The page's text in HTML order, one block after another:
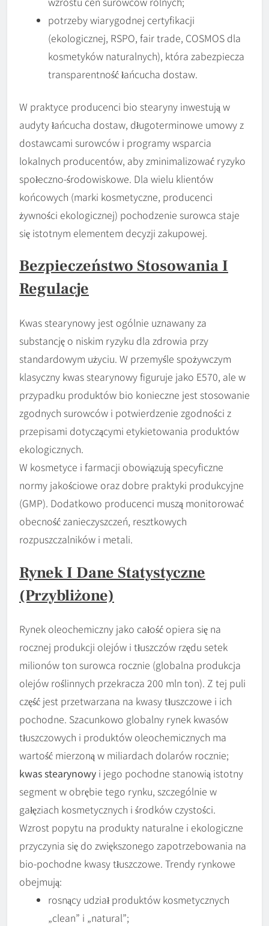
potrzeby wiarygodnej certyfikacji
(ekologicznej, RSPO, fair trade, COSMOS dla
kosmetyków naturalnych), która zabezpiecza
transparentność łańcucha dostaw.
W praktyce producenci bio stearyny inwestują w
audyty łańcucha dostaw, długoterminowe umowy z
dostawcami surowców i programy wsparcia
lokalnych producentów, aby zminimalizować ryzyko
społeczno-środowiskowe. Dla wielu klientów
końcowych (marki kosmetyczne, producenci
żywności ekologicznej) pochodzenie surowca staje
się istotnym elementem decyzji zakupowej.
Bezpieczeństwo Stosowania I
Regulacje
Kwas stearynowy jest ogólnie uznawany za
substancję o niskim ryzyku dla zdrowia przy
standardowym użyciu. W przemyśle spożywczym
klasyczny kwas stearynowy figuruje jako E570, ale w
przypadku produktów bio konieczne jest stosowanie
zgodnych surowców i potwierdzenie zgodności z
przepisami dotyczącymi etykietowania produktów
ekologicznych.
W kosmetyce i farmacji obowiązują specyficzne
normy jakościowe oraz dobre praktyki produkcyjne
(GMP). Dodatkowo producenci muszą monitorować
obecność zanieczyszczeń, resztkowych
rozpuszczalników i metali.
Rynek I Dane Statystyczne
(przybliżone)
Rynek oleochemiczny jako całość opiera się na
rocznej produkcji olejów i tłuszczów rzędu setek
milionów ton surowca rocznie (globalna produkcja
olejów roślinnych przekracza 200 mln ton). Z tej puli
część jest przetwarzana na kwasy tłuszczowe i ich
pochodne. Szacunkowo globalny rynek kwasów
tłuszczowych i produktów oleochemicznych ma
wartość mierzoną w miliardach dolarów rocznie;
kwas stearynowy i jego pochodne stanowią istotny
segment w obrębie tego rynku, szczególnie w
gałęziach kosmetycznych i środków czystości.
Wzrost popytu na produkty naturalne i ekologiczne
przyczynia się do zwiększonego zapotrzebowania na
bio-pochodne kwasy tłuszczowe. Trendy rynkowe
obejmują:
rosnący udział produktów kosmetycznych
„clean” i „natural”;